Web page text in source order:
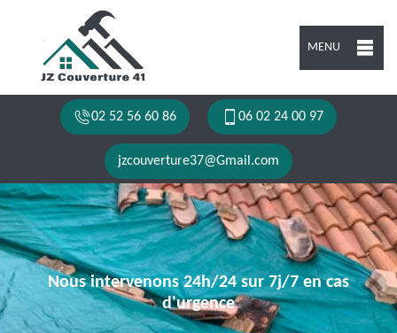
MENU
02 52 56 60 86 06 02 24 00 97
jzcouverture37@Gmail.com
Nous intervenons 24h/24 sur 7j/7 en cas
d'urgence